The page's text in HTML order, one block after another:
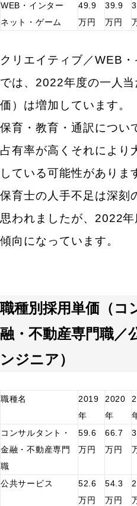
キーワードから記
カテゴリから記事
検索
WEB・インター
ネット・ゲーム
49.9
万円
39.9
万円
クリエイティブ／WEB
では、2022年度の一人
価）は増加しています。
保育・教育・通訳につい
占有率が高くそれにより
している可能性がありま
保育士の人手不足は深刻
思われましたが、2022
傾向になっています。
職種別採用単価（コ
融・不動産専門職／
ンジニア）
職種名
2019
年
2020
年
コンサルタント・
金融・不動産専門
職
59.6
万円
66.7
万円
公共サービス
52.6
万円
54.3
万円